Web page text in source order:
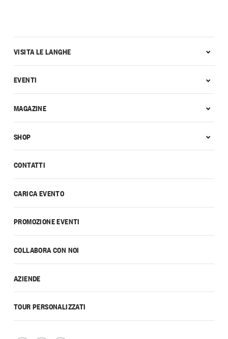
CONTATTI
CARICA EVENTO
PROMOZIONE EVENTI
COLLABORA CON NOI
AZIENDE
TOUR PERSONALIZZATI
VISITA LE LANGHE
EVENTI
MAGAZINE
SHOP